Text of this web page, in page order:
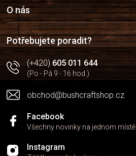
a
t
í
O nás
Potřebujete poradit?
(+420)605 011 644
(Po - Pá 9 - 16 hod.)
obchod@bushcraftshop.cz
Facebook
Všechny novinky na jednom místě
Instagram